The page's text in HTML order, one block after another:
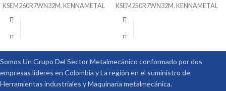
KSEM260R7WN32M. KENNAMETAL
26mm x 32mm x 182mm x 278mm
Sistema de Refrigeración
Puede Trabajar Materiales Pof Mof K-
N - S
Procedencia ALEMANIA
KSEM250R7WN32M. KENNAMETAL
25mm x 32mm x 182mm x 278mm
Sistema de Refrigeración
Puede Trabajar Materiales Pof Mof K-
N - S
Procedencia ALEMANIA
Somos Un Grupo Del Sector Metalmecánico conformado por dos
empresas lideres en Colombia y La región en el suministro de
Herramientas industriales y Maquinaria metalmecánica.